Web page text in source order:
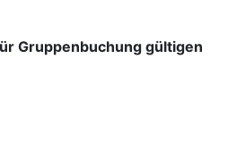
Gruppenbuchung gültigen